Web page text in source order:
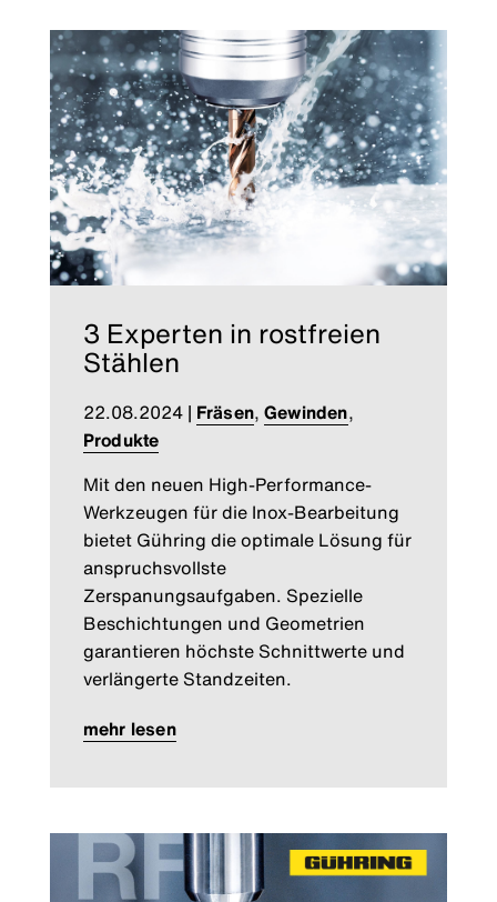
3 Experten in rostfreien
Stählen
22.08.2024| Fräsen, Gewinden,
Produkte
Mit den neuen High-Performance-
Werkzeugen für die Inox-Bearbeitung
bietet Gühring die optimale Lösung für
anspruchsvollste
Zerspanungsaufgaben. Spezielle
Beschichtungen und Geometrien
garantieren höchste Schnittwerte und
verlängerte Standzeiten.
mehr lesen